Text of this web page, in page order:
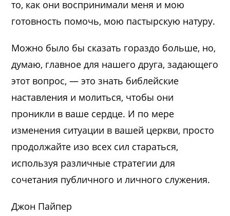
то, как они воспринимали меня и мою
готовность помочь, мою пастырскую натуру.
Можно было бы сказать гораздо больше, но,
думаю, главное для нашего друга, задающего
этот вопрос, — это знать библейские
наставления и молиться, чтобы они
проникли в ваше сердце. И по мере
изменения ситуации в вашей церкви, просто
продолжайте изо всех сил стараться,
используя различные стратегии для
сочетания публичного и личного служения.
Джон Пайпер